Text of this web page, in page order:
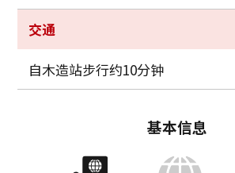
交通
自木造站步行约10分钟
基本信息